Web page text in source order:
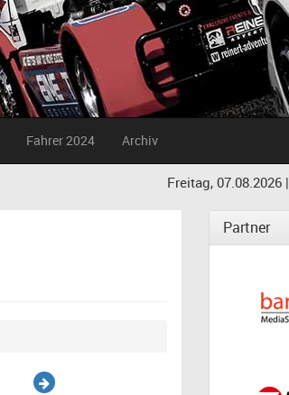
Fahrer 2024 Archiv
Freitag, 07.08.2026 |
Partner